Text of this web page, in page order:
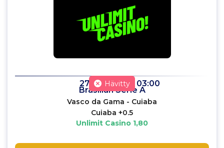
27.6.2023 klo 03:00
Brasilian Serie A
Vasco da Gama - Cuiaba
Cuiaba +0.5
Unlimit Casino 1,80
Hävitty